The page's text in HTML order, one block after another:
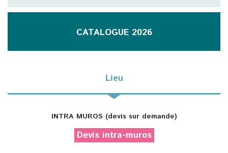
CATALOGUE 2026
Lieu
INTRA MUROS (devis sur demande)
Devis intra-muros